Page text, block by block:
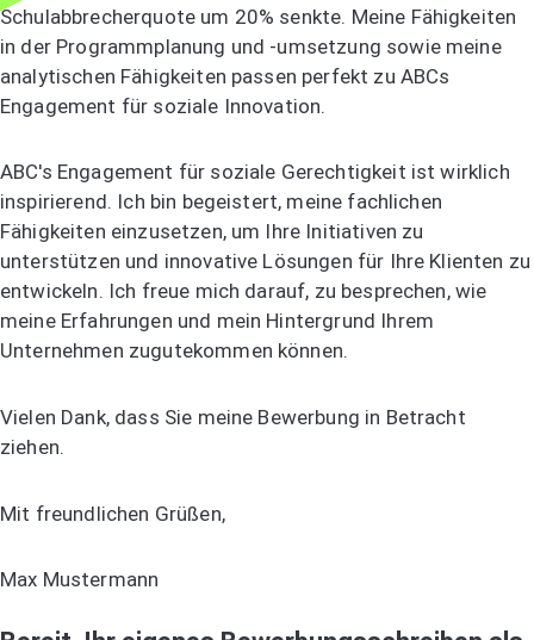
Schulabbrecherquote um 20% senkte. Meine Fähigkeiten
in der Programmplanung und -umsetzung sowie meine
analytischen Fähigkeiten passen perfekt zu ABCs
Engagement für soziale Innovation.
ABC's Engagement für soziale Gerechtigkeit ist wirklich
inspirierend. Ich bin begeistert, meine fachlichen
Fähigkeiten einzusetzen, um Ihre Initiativen zu
unterstützen und innovative Lösungen für Ihre Klienten zu
entwickeln. Ich freue mich darauf, zu besprechen, wie
meine Erfahrungen und mein Hintergrund Ihrem
Unternehmen zugutekommen können.
Vielen Dank, dass Sie meine Bewerbung in Betracht
ziehen.
Mit freundlichen Grüßen,
Max Mustermann